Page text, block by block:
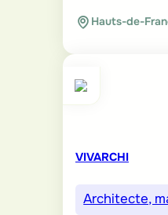
Hauts-de-
VIVARCHI
Architecte,